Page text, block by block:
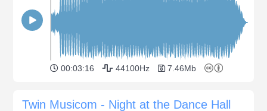
00:03:16 44100Hz 7.46Mb
Twin Musicom - Night at the Dance Hall